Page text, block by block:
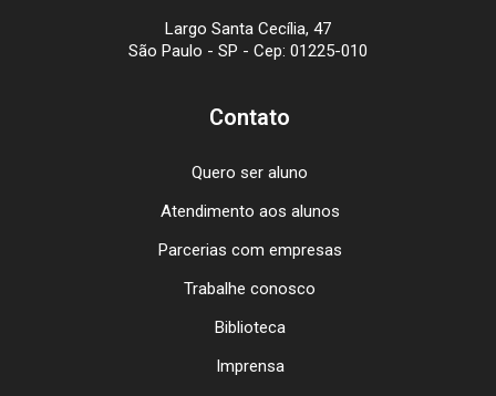
Largo Santa Cecília, 47
São Paulo - SP - Cep: 01225-010
Contato
Quero ser aluno
Atendimento aos alunos
Parcerias com empresas
Trabalhe conosco
Biblioteca
Imprensa